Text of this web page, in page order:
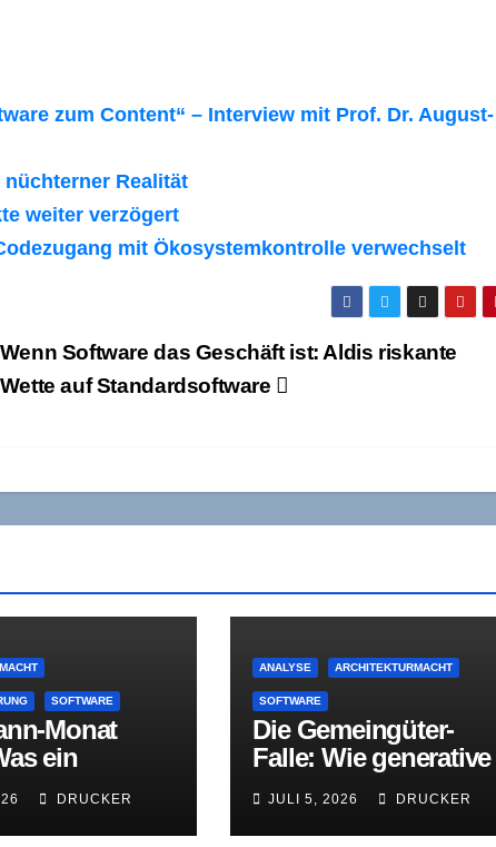
zum Content“ – Interview mit Prof. Dr. August-
Realität
weiter verzögert
mit Ökosystemkontrolle verwechselt
Wenn Software das Geschäft ist: Aldis riskante
Wette auf Standardsoftware
SOFTWARE
Monat
ein
KI-Welle
DRUCKER
ANALYSE ARCHITEKTURMACHT
SOFTWARE
Die Gemeingüter-
Falle: Wie generative
Architekturmacht über
Open Source kapert
JULI 5, 2026 DRUCKER